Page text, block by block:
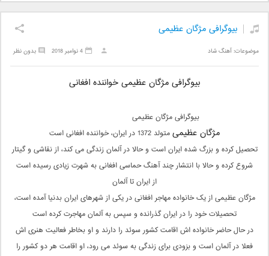
بیوگرافی مژگان عظیمی
موضوعات:آهنگ شاد بدون نظر 4 نوامبر 2018
بیوگرافی مژگان عظیمی خواننده افغانی
بیوگرافی مژگان عظیمی
مژگان عظیمیمتولد 1372 در ایران، خواننده افغانی است
تحصیل کرده و بزرگ شده ایران است و حالا در آلمان زندگی می کند، از نقاشی و گیتار
شروع کرده و حالا با انتشار چند آهنگ حماسی افغانی به شهرت زیادی رسیده است
از ایران تا آلمان
مژگان عظیمی از یک خانواده مهاجر افغانی در یکی از شهرهای ایران بدنیا آمده است،
تحصیلات خود را در ایران گذرانده و سپس به آلمان مهاجرت کرده است
در حال حاضر خانواده اش اقامت کشور سوئد را دارند و او بخاطر فعالیت هنری اش
فعلا در آلمان است و بزودی برای زندگی به سوئد می رود، او اقامت هر دو کشور را